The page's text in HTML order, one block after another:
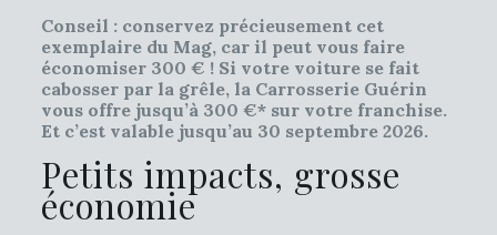
Conseil : conservez précieusement cet
exemplaire du Mag, car il peut vous faire
économiser 300 € ! Si votre voiture se fait
cabosser par la grêle, la Carrosserie Guérin
vous offre jusqu’à 300 €* sur votre franchise.
Et c’est valable jusqu’au 30 septembre 2026.
Petits impacts, grosse
économie